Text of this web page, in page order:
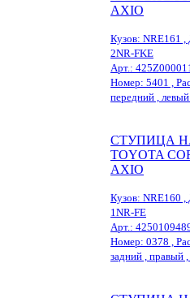
AXIO
Кузов: NRE161 ,
2NR-FKE
Арт.:
Номер: 5401 ,
передний ,
СТУПИЦА
TOYOTA
AXIO
Кузов: NRE160 ,
1NR-FE
Арт.:
Номер: 0378 ,
задний , правый ,